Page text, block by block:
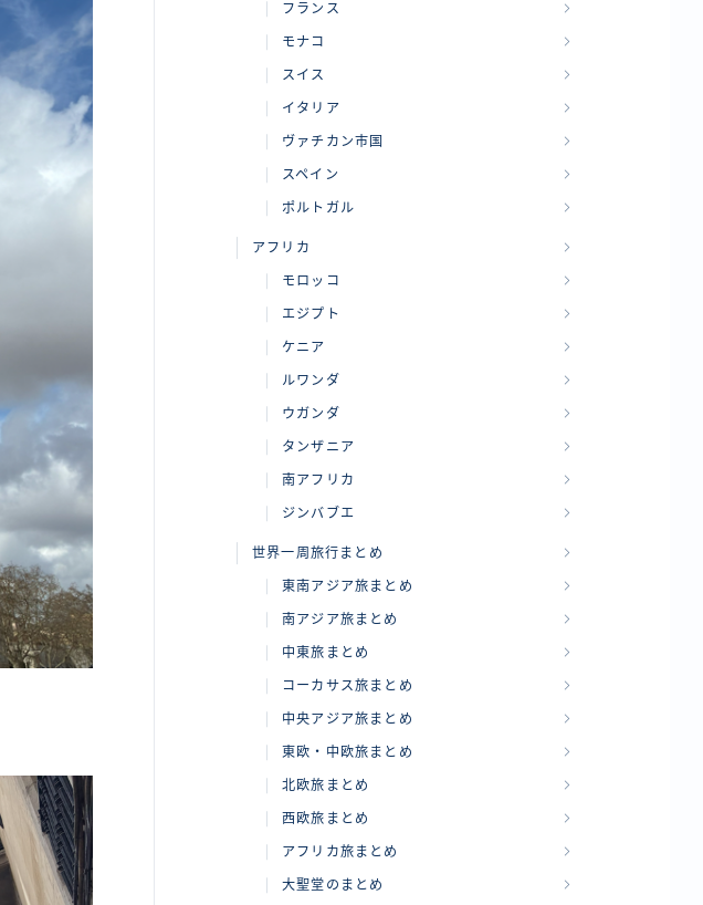
フランス
モナコ
スイス
イタリア
ヴァチカン市国
スペイン
ポルトガル
アフリカ
モロッコ
エジプト
ケニア
ルワンダ
ウガンダ
タンザニア
南アフリカ
ジンバブエ
世界一周旅行まとめ
東南アジア旅まとめ
南アジア旅まとめ
中東旅まとめ
コーカサス旅まとめ
中央アジア旅まとめ
東欧・中欧旅まとめ
北欧旅まとめ
西欧旅まとめ
アフリカ旅まとめ
大聖堂のまとめ